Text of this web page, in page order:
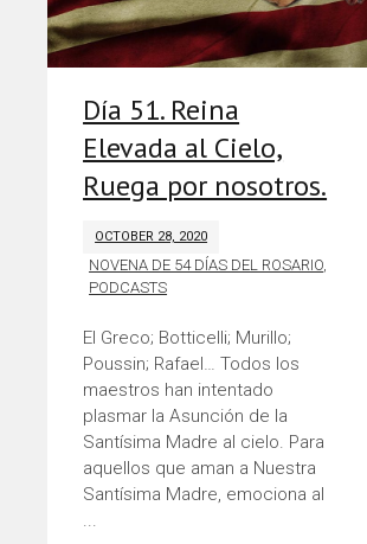
Día 51. Reina
Elevada al Cielo,
Ruega por nosotros.
OCTOBER 28, 2020
NOVENA DE 54 DÍAS DEL ROSARIO
PODCASTS
El Greco; Botticelli; Murillo;
Poussin; Rafael… Todos los
maestros han intentado
plasmar la Asunción de la
Santísima Madre al cielo. Para
aquellos que aman a Nuestra
Santísima Madre, emociona al
...